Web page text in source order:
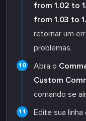
from 1.02 to
from 1.03 to
retornar um
problemas.
Abra o
Custom
comando se
Edite sua